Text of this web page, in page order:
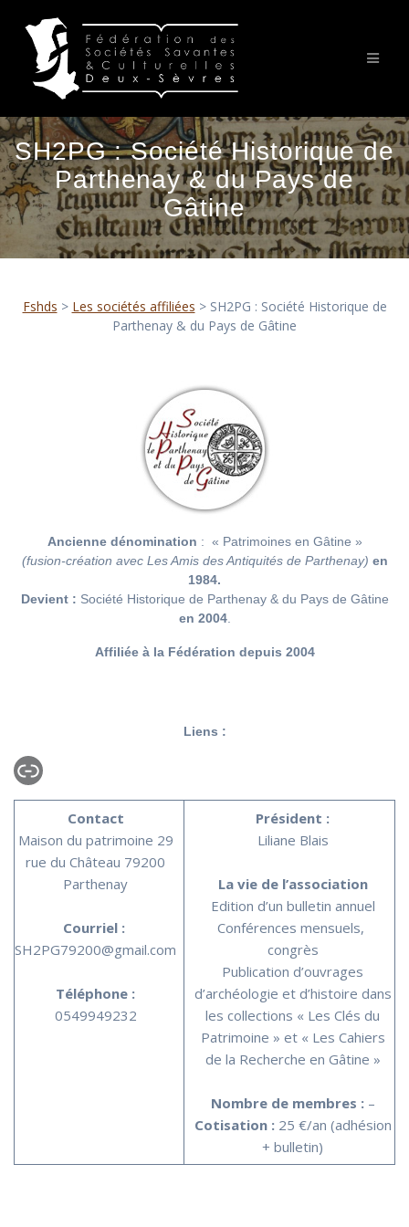
au
contenu
SH2PG : Société Historique de
Parthenay & du Pays de
Gâtine
Fshds > Les sociétés affiliées > SH2PG : Société Historique de
Parthenay & du Pays de Gâtine
Ancienne dénomination : « Patrimoines en Gâtine »
(fusion-création avec Les Amis des Antiquités de Parthenay) en
1984.
Devient : Société Historique de Parthenay & du Pays de Gâtine
en 2004.
Affiliée à la Fédération depuis 2004
Liens :
Lien
Contact
Maison du patrimoine 29
rue du Château 79200
Parthenay
Courriel :
SH2PG79200@gmail.com
Téléphone :
0549949232
Président :
Liliane Blais
La vie de l’association
Edition d’un bulletin annuel
Conférences mensuels,
congrès
Publication d’ouvrages
d’archéologie et d’histoire dans
les collections « Les Clés du
Patrimoine » et « Les Cahiers
de la Recherche en Gâtine »
Nombre de membres :–
Cotisation : 25 €/an (adhésion
+ bulletin)